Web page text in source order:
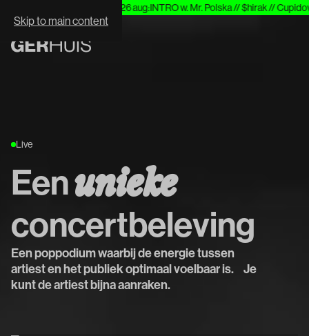
Skip to main content
wo 26 aug:INTRO w. Mr. Polska // $hirak // Cupidovr
Live
Eenunieke
concertbeleving
Een poppodium waarbij de energie tussen
artiest en het publiek optimaal voelbaar is. Je
kunt de artiest bijna aanraken.